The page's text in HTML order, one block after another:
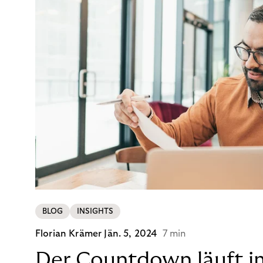
BLOG INSIGHTS
Florian Krämer Jän. 5, 2024 7 min